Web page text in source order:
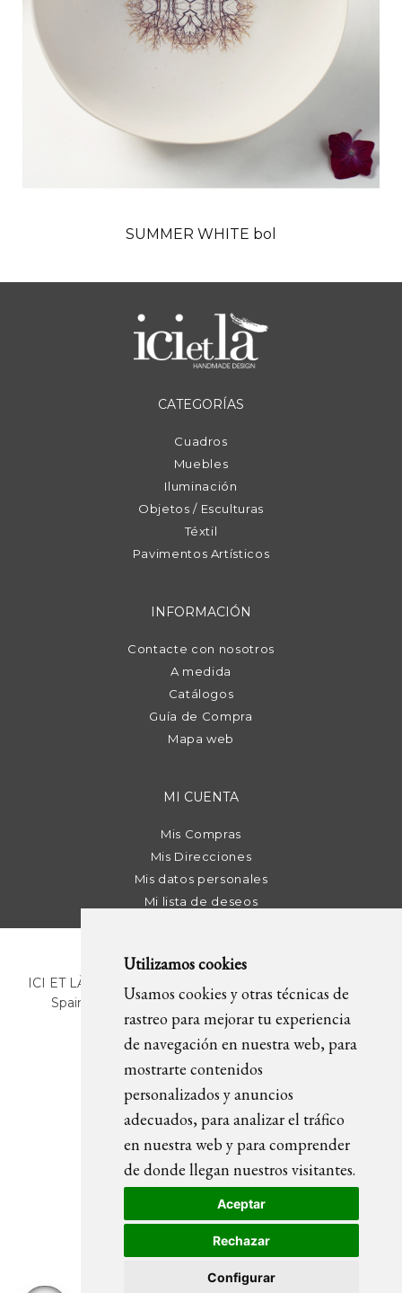
Utilizamos cookies
Usamos cookies y otras técnicas de
rastreo para mejorar tu experiencia
de navegación en nuestra web, para
mostrarte contenidos
personalizados y anuncios
adecuados, para analizar el tráfico
en nuestra web y para comprender
de donde llegan nuestros visitantes.
Aceptar
Rechazar
Configurar
SUMMER WHITE bol
CATEGORÍAS
Cuadros
Muebles
Iluminación
Objetos / Esculturas
Téxtil
Pavimentos Artísticos
INFORMACIÓN
Contacte con nosotros
A medida
Catálogos
Guía de Compra
Mapa web
MI CUENTA
Mis Compras
Mis Direcciones
Mis datos personales
Mi lista de deseos
ICI ET LÀ | C/ Sant Pere Més Alt, 43 | 08003 Barcelona.
Spain | T. +34 93 268 78 43 | +34 630 82 09 89 |
info@icietla.com | Cookies
SÍGUENOS